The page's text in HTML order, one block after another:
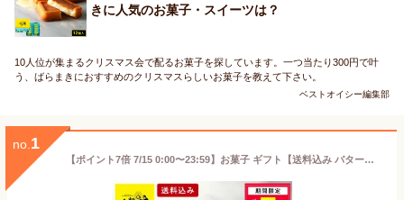
きに人気のお菓子・スイーツは？
10人位が集まるクリスマス会で配るお菓子を探しています。一つ当たり300円で叶
う、ばらまきにおすすめのクリスマスらしいお菓子を教えて下さい。
ベストオイシー編集部
no. 1
【ポイント7倍 7/15 0:00〜23:59】お菓子 ギフト【送料込み バターフィナンシェ12個入】 個包装 スイーツ フィナンシェ 焼き菓子 洋菓子 内祝 お祝 出産祝 お礼 おしゃれ 退職 菓子折り ご挨拶 ギフト バターバトラー お供え お中元 御中元 夏ギフト 暑中見舞い